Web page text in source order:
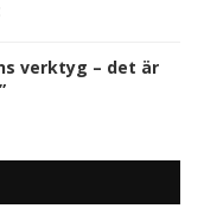
verktyg – det är